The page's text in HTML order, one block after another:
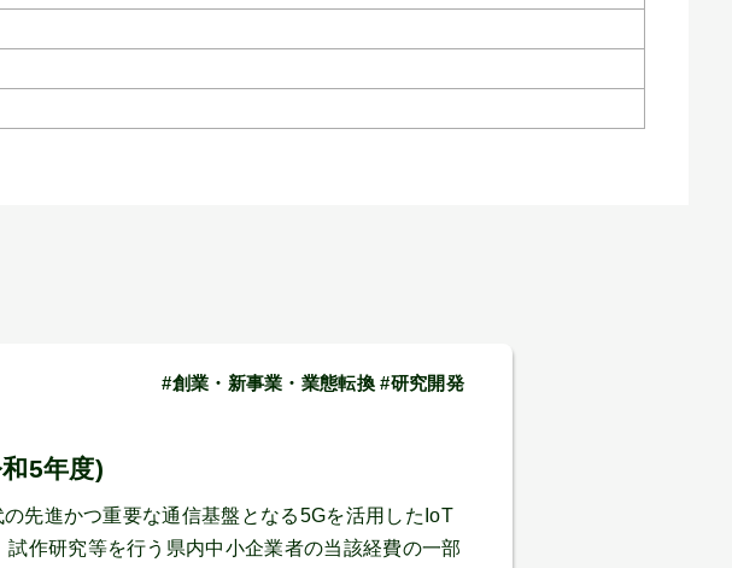
#創業・新事業・業態転換 #研究開発
5年度)
先進かつ重要な通信基盤となる5Gを活用したIoT
作研究等を行う県内中小企業者の当該経費の一部